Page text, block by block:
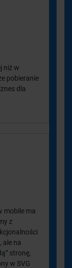
niż w
pobieranie
dla
mobile ma
z
ale na
stronę,
w SVG